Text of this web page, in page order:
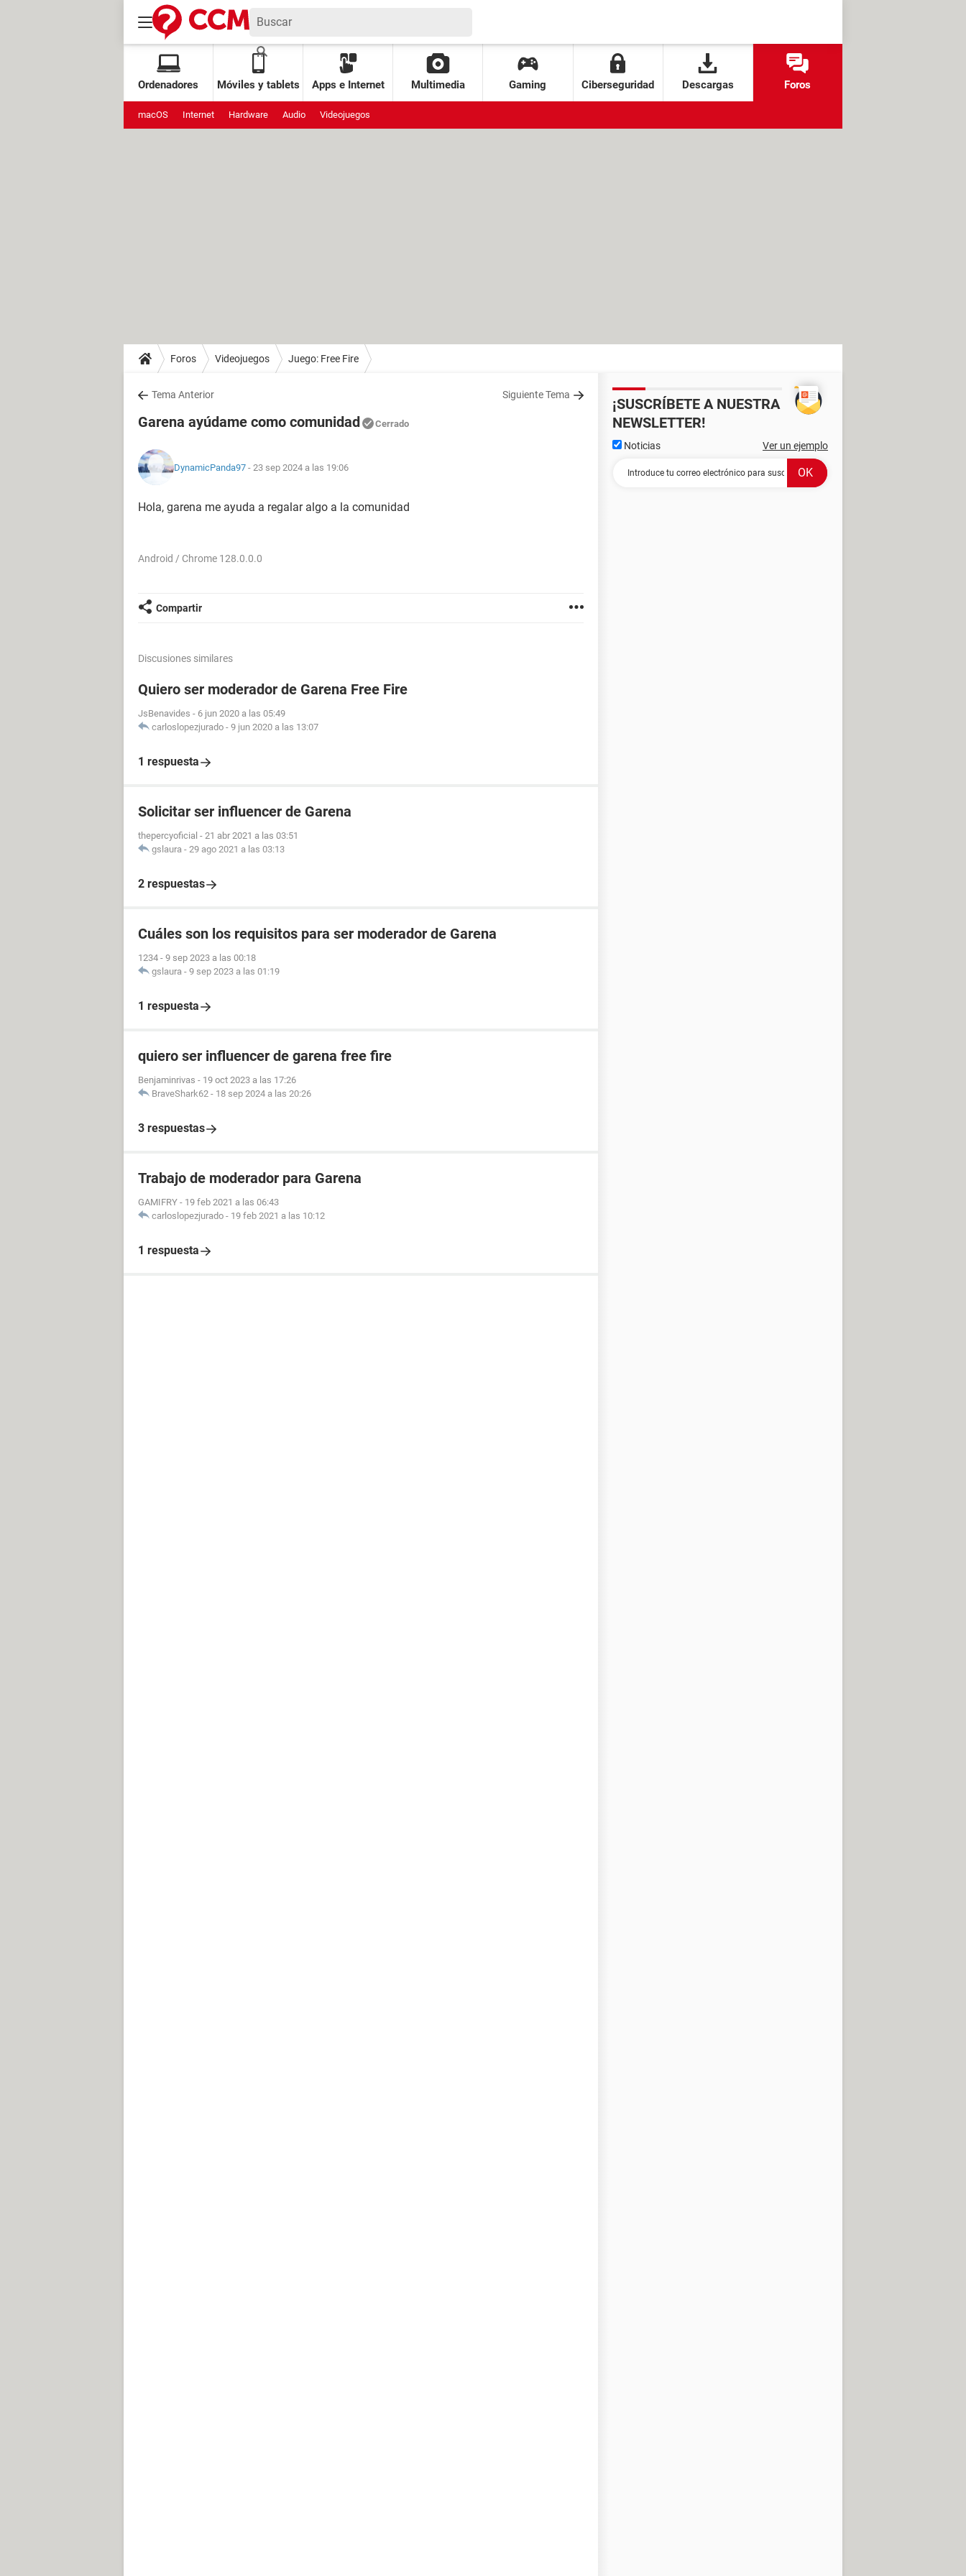
Ordenadores Móviles y tablets Apps e Internet Multimedia Gaming Ciberseguridad Descargas Foros
macOS Internet Hardware Audio Videojuegos
Foros Videojuegos Juego: Free Fire
Tema Anterior Siguiente Tema
Garena ayúdame como comunidad Cerrado
DynamicPanda97 - 23 sep 2024 a las 19:06
Hola, garena me ayuda a regalar algo a la comunidad
Android / Chrome 128.0.0.0
Compartir
Discusiones similares
Quiero ser moderador de Garena Free Fire
JsBenavides - 6 jun 2020 a las 05:49
carloslopezjurado - 9 jun 2020 a las 13:07
1 respuesta
Solicitar ser influencer de Garena
thepercyoficial - 21 abr 2021 a las 03:51
gslaura - 29 ago 2021 a las 03:13
2 respuestas
Cuáles son los requisitos para ser moderador de Garena
1234 - 9 sep 2023 a las 00:18
gslaura - 9 sep 2023 a las 01:19
1 respuesta
quiero ser influencer de garena free fire
Benjaminrivas - 19 oct 2023 a las 17:26
BraveShark62 - 18 sep 2024 a las 20:26
3 respuestas
Trabajo de moderador para Garena
GAMIFRY - 19 feb 2021 a las 06:43
carloslopezjurado - 19 feb 2021 a las 10:12
1 respuesta
¡SUSCRÍBETE A NUESTRA
NEWSLETTER!
Noticias Ver un ejemplo